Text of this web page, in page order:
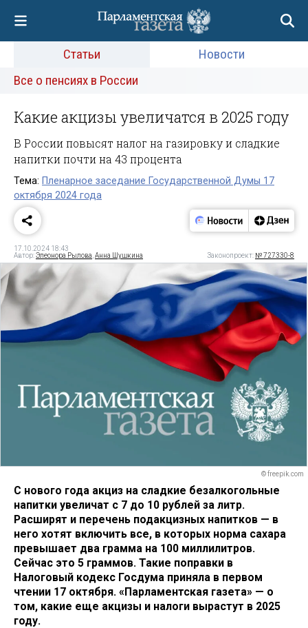
Статьи
Новости
Все о пенсиях в России
Какие акцизы увеличатся в 2025 году
В России повысят налог на газировку и сладкие
напитки почти на 43 процента
Тема: Пленарное заседание Государственной Думы 17
октября 2024 года
17.10.2024 18:43
Автор:Элеонора Рылова Анна Шушкина Законопроект: № 727330-8
© freepik.com
С нового года акциз на сладкие безалкогольные
напитки увеличат с 7 до 10 рублей за литр.
Расширят и перечень подакцизных напитков — в
него хотят включить все, в которых норма сахара
превышает два грамма на 100 миллилитров.
Сейчас это 5 граммов. Такие поправки в
Налоговый кодекс Госдума приняла в первом
чтении 17 октября. «Парламентская газета» — о
том, какие еще акцизы и налоги вырастут в 2025
году.